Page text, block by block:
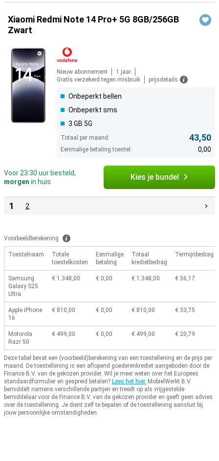
Xiaomi Redmi Note 14 Pro+ 5G 8GB/256GB
Zwart
Nieuw abonnement
1 jaar
Gratis verzekerd tegen misbruik
prijsdetails
Onbeperkt bellen
Onbeperkt sms
3 GB 5G
Totaal per maand: 43,50
Eenmalige betaling toestel: 0,00
Voor 23:30 uur besteld,
morgen in huis Kies je bundel
1 2
Voorbeeldberekening
Toestelnaam
Totale
toestelkosten
Eenmalige
betaling
Totaal
kredietbedrag
Termijnbedrag
Samsung
Galaxy S25
Ultra
€ 1.348,00 € 0,00 € 1.348,00 € 56,17
Apple iPhone
16
€ 810,00 € 0,00 € 810,00 € 33,75
Motorola
Razr 50
€ 499,00 € 0,00 € 499,00 € 20,79
Deze tabel bevat een (voorbeeld)berekening van een toestellening en de prijs per
maand. De toestellening is een aflopend goederenkrediet aangeboden door de
Finance B.V. van de gekozen provider. Wil je meer weten over het Europees
standaardformulier en gespreid betalen? Lees het hier. MobielWerkt B.V.
bemiddelt namens verschillende partijen en treedt op als vrijgestelde
bemiddelaar voor de Finance B.V. van de gekozen provider en geeft geen advies
over de toestellening. Je dient zelf te bepalen of de toestellening aansluit bij
jouw persoonlijke omstandigheden.